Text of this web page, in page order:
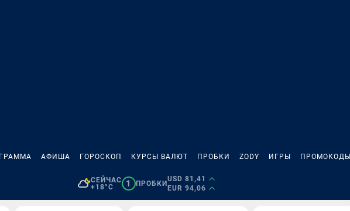
АФИША ГОРОСКОП КУРСЫ ВАЛЮТ ПРОБКИ ZODY ИГРЫ ПРОМОКОДЫ
СЕЙЧАС
+18°C
1 ПРОБКИ
USD 81,41
EUR 94,06